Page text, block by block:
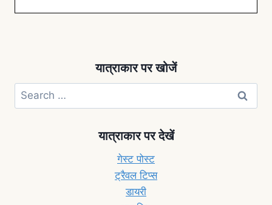
यात्राकार पर खोजें
यात्राकार पर देखें
गेस्ट पोस्ट
ट्रैवल टिप्स
डायरी